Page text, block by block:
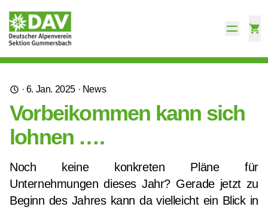
· 6. Jan. 2025 · News
Vorbeikommen kann sich
lohnen ….
Noch keine konkreten Pläne für
Unternehmungen dieses Jahr? Gerade jetzt zu
Beginn des Jahres kann da vielleicht ein Blick in